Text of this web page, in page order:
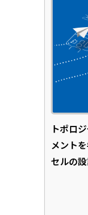
トポロ
メント
セルの